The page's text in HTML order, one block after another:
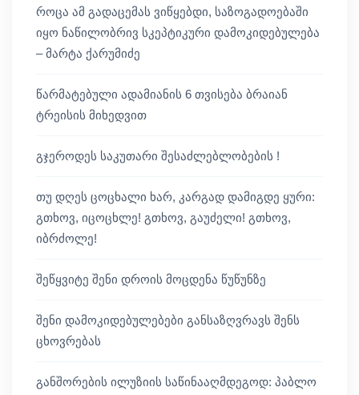
როცა ამ გადაცემას ვიწყებდი, საზოგადოებაში
იყო ნაწილობრივ სკეპტიკური დამოკიდებულება
– მარტა ქარუმიძე
წარმატებული ადამიანის 6 თვისება ბრაიან
ტრეისის მიხედვით
გჯეროდეს საკუთარი შესაძლებლობების !
თუ დღეს ცოცხალი ხარ, კარგად დამიგდე ყური:
გთხოვ, იცოცხლე! გთხოვ, გაუძელი! გთხოვ,
იბრძოლე!
შეწყვიტე შენი დროის მოცდენა წუწუნზე
შენი დამოკიდებულებები განსაზღვრავს შენს
ცხოვრებას
განშორების ილუზიის საწინააღმდეგოდ: პაბლო